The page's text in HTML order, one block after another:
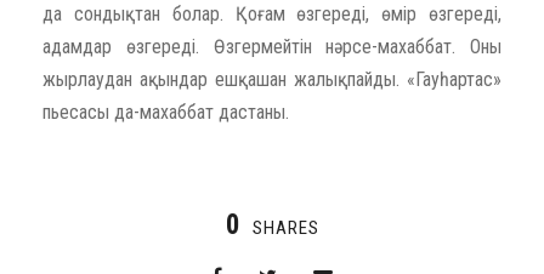
да сондықтан болар. Қоғам өзгереді, өмір өзгереді,
адамдар өзгереді. Өзгермейтін нәрсе-махаббат. Оны
жырлаудан ақындар ешқашан жалықпайды. «Гауһартас»
пьесасы да-махаббат дастаны.
0 SHARES